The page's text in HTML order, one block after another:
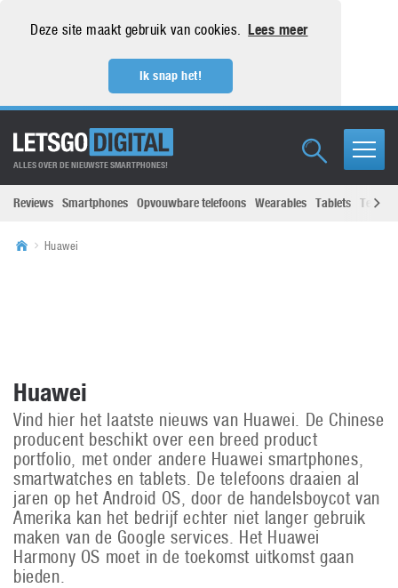
Deze site maakt gebruik van cookies. Lees meer
Ik snap het!
ALLES OVER DE NIEUWSTE SMARTPHONES!
Reviews Smartphones Opvouwbare telefoons Wearables Tablets
Huawei
Huawei
Vind hier het laatste nieuws van Huawei. De Chinese
producent beschikt over een breed product
portfolio, met onder andere Huawei smartphones,
smartwatches en tablets. De telefoons draaien al
jaren op het Android OS, door de handelsboycot van
Amerika kan het bedrijf echter niet langer gebruik
maken van de Google services. Het Huawei
Harmony OS moet in de toekomst uitkomst gaan
bieden.